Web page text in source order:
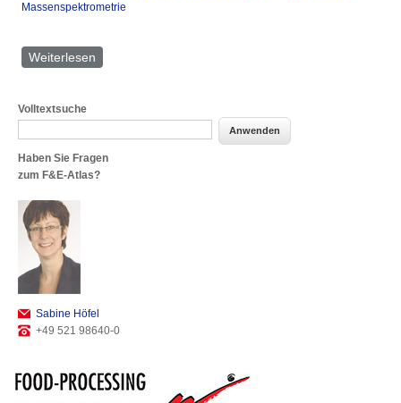
Massenspektrometrie
Weiterlesen
Volltextsuche
Haben Sie Fragen
zum F&E-Atlas?
Sabine Höfel
+49 521 98640-0